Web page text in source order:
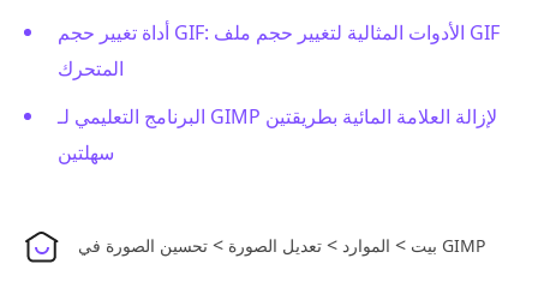
أداة تغيير حجم GIF: الأدوات المثالية لتغيير حجم ملف GIF
المتحرك
البرنامج التعليمي لـ GIMP لإزالة العلامة المائية بطريقتين
سهلتين
بيت > الموارد > تعديل الصورة > تحسين الصورة في GIMP